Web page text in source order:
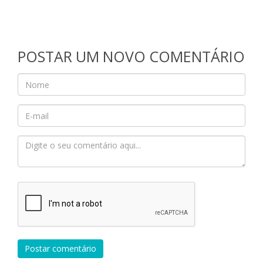
POSTAR UM NOVO COMENTÁRIO
Postar comentário